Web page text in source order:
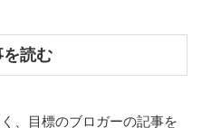
読む
、目標のブロガーの記事を